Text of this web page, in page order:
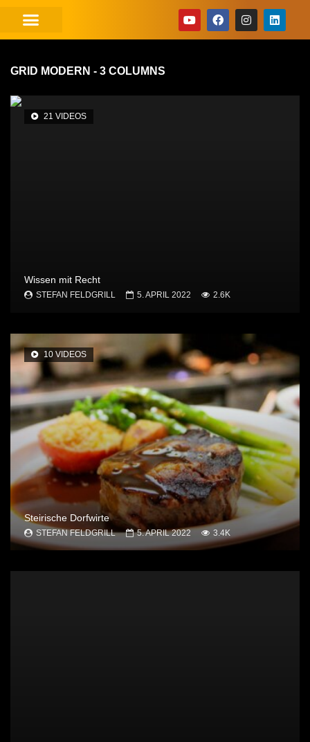
GRID MODERN - 3 COLUMNS
21 VIDEOS
Wissen mit Recht
STEFAN FELDGRILL 5. APRIL 2022 2.6K
10 VIDEOS
Steirische Dorfwirte
STEFAN FELDGRILL 5. APRIL 2022 3.4K